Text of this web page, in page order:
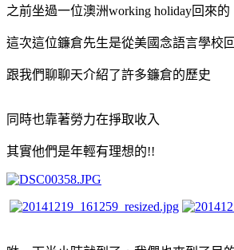
之前坐過一位澳洲working holiday回來的
這次這位鐮倉先生是從美國念語言學校
跟我們聊聊天介紹了許多鐮倉的歷史
同時也靠著勞力在掙取收入
其實他們是年輕有理想的!!